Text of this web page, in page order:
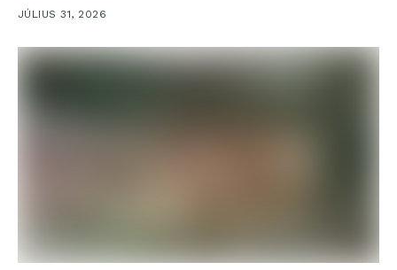
JÚLIUS 31, 2026